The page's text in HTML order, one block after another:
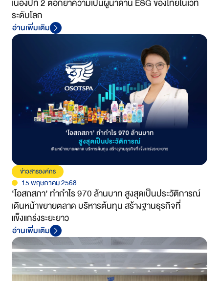
เนื่องปีที่ 2 ตอกย้ำความเป็นผู้นำด้าน ESG ของไทยในเวที
ระดับโลก
อ่านเพิ่มเติม
ข่าวสารองค์กร
15 พฤษภาคม 2568
‘โอสถสภา’ ทำกำไร 970 ล้านบาท สูงสุดเป็นประวัติการณ์
เดินหน้าขยายตลาด บริหารต้นทุน สร้างฐานธุรกิจที่
แข็งแกร่งระยะยาว
อ่านเพิ่มเติม